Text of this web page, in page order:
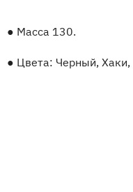
● Масса 130.
● Цвета: Черный,